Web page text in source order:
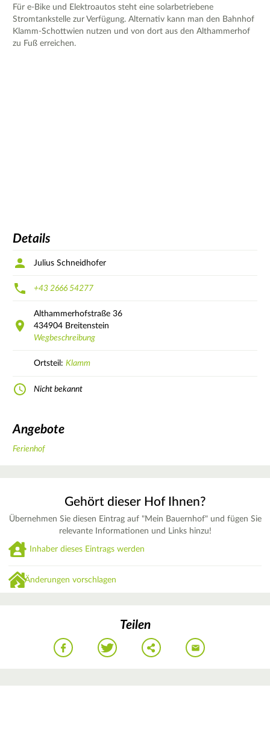
Für e-Bike und Elektroautos steht eine solarbetriebene
Stromtankstelle zur Verfügung. Alternativ kann man den Bahnhof
Klamm-Schottwien nutzen und von dort aus den Althammerhof
zu Fuß erreichen.
Details
Julius Schneidhofer
+43 2666 54277
Althammerhofstraße 36
434904 Breitenstein
Wegbeschreibung
Ortsteil: Klamm
Nicht bekannt
Angebote
Ferienhof
Gehört dieser Hof Ihnen?
Übernehmen Sie diesen Eintrag auf "Mein Bauernhof" und fügen Sie
relevante Informationen und Links hinzu!
Inhaber dieses Eintrags werden
Änderungen vorschlagen
Teilen